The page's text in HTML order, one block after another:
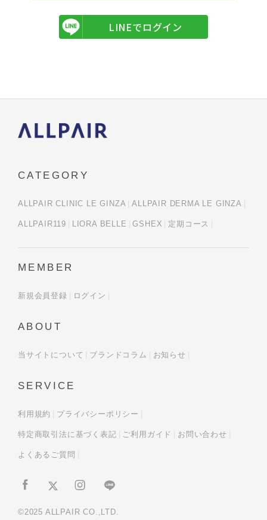
LINEでログイン
CATEGORY
ALLPAIR CLINIC LE GINZA ALLPAIR DERMA LE GINZA
ALLPAIR119 LIORA BELLE GSHEX 定期コース
MEMBER
新規会員登録 ログイン
ABOUT
当サイトについて ブランドコラム お知らせ
SERVICE
利用規約 プライバシーポリシー
特定商取引法に基づく表記 ご利用ガイド お問い合わせ
よくあるご質問
©2025 ALLPAIR CO.,LTD.